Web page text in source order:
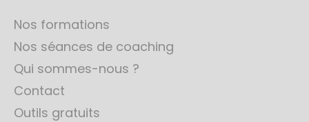
Nos formations
Nos séances de coaching
Qui sommes-nous ?
Contact
Outils gratuits